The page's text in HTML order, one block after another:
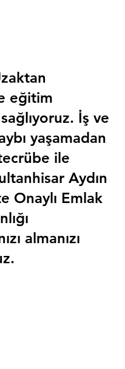
eğitim
sağlıyoruz. İş ve
yaşamadan
ile
Aydın
Onaylı Emlak
almanızı